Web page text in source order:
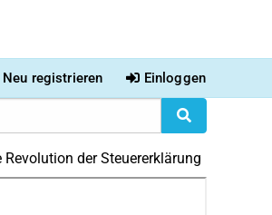
Neu registrieren Einloggen
der Steuererklärung